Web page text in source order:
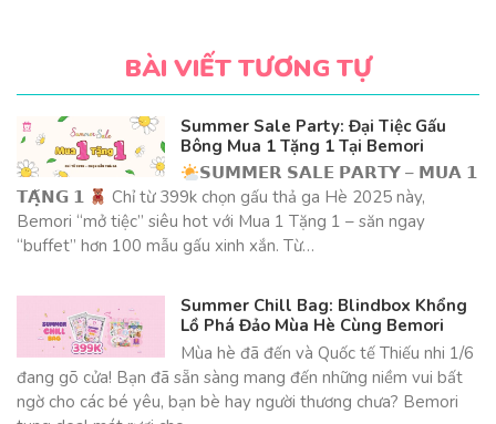
BÀI VIẾT TƯƠNG TỰ
Summer Sale Party: Đại Tiệc Gấu
Bông Mua 1 Tặng 1 Tại Bemori
𝗦𝗨𝗠𝗠𝗘𝗥 𝗦𝗔𝗟𝗘 𝗣𝗔𝗥𝗧𝗬 – 𝗠𝗨𝗔 𝟭
𝗧𝗔̣̆𝗡𝗚 𝟭
Chỉ từ 399k chọn gấu thả ga Hè 2025 này,
Bemori “mở tiệc” siêu hot với Mua 1 Tặng 1 – săn ngay
“buffet” hơn 100 mẫu gấu xinh xắn. Từ…
Summer Chill Bag: Blindbox Khổng
Lồ Phá Đảo Mùa Hè Cùng Bemori
Mùa hè đã đến và Quốc tế Thiếu nhi 1/6
đang gõ cửa! Bạn đã sẵn sàng mang đến những niềm vui bất
ngờ cho các bé yêu, bạn bè hay người thương chưa? Bemori